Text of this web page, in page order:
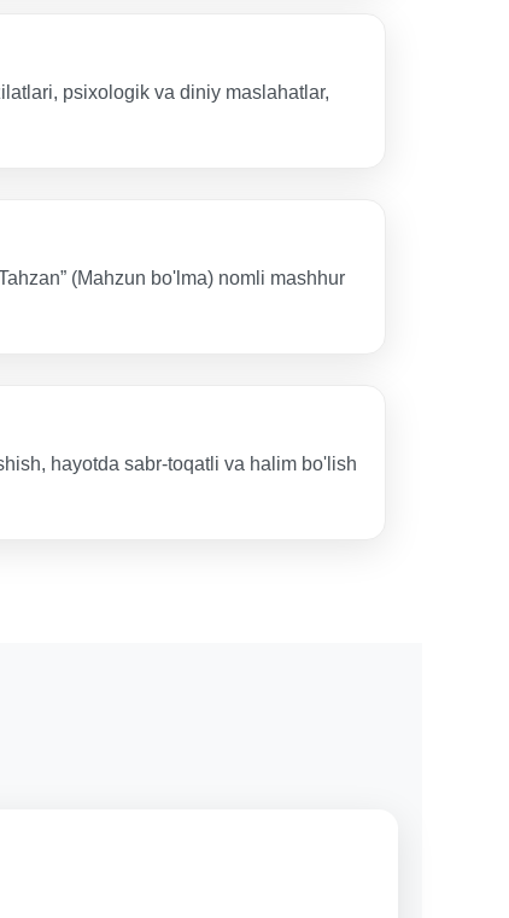
psixologik va diniy maslahatlar,
(Mahzun bo'lma) nomli mashhur
hayotda sabr-toqatli va halim bo'lish